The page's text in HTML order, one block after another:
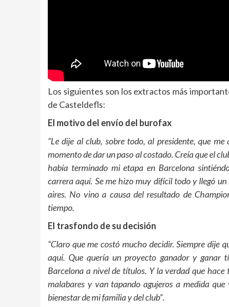
Los siguientes son los extractos más
de Casteldefls:
El motivo del envío del burofax
“Le dije al club, sobre todo, al presidente, que
momento de dar un paso al costado. Creía que el
había terminado mi etapa en Barcelona
carrera aquí. Se me hizo muy difícil todo y llegó
aires. No vino a causa del resultado de
tiempo.
El trasfondo de su decisión
“Claro que me costó mucho decidir. Siempre dije
aquí. Que quería un proyecto ganador y ganar
Barcelona a nivel de títulos. Y la verdad que
malabares y van tapando agujeros a medida
bienestar de mi familia y del club”.